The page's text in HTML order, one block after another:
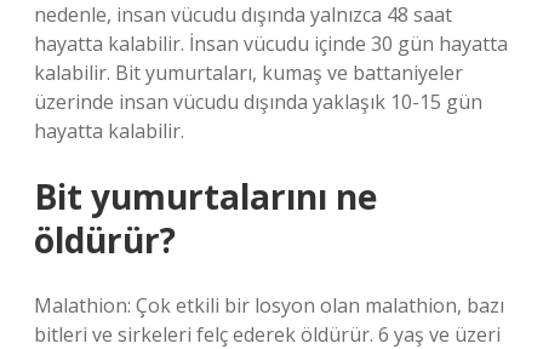
nedenle, insan vücudu dışında yalnızca 48 saat
hayatta kalabilir. İnsan vücudu içinde 30 gün hayatta
kalabilir. Bit yumurtaları, kumaş ve battaniyeler
üzerinde insan vücudu dışında yaklaşık 10-15 gün
hayatta kalabilir.
Bit yumurtalarını ne
öldürür?
Malathion: Çok etkili bir losyon olan malathion, bazı
bitleri ve sirkeleri felç ederek öldürür. 6 yaş ve üzeri